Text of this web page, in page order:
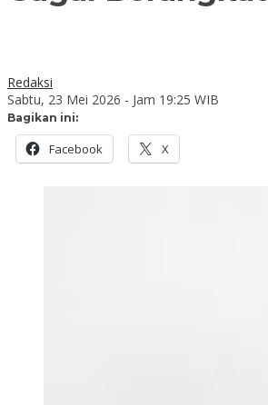
Redaksi
Sabtu, 23 Mei 2026 - Jam 19:25 WIB
Bagikan ini:
Facebook X